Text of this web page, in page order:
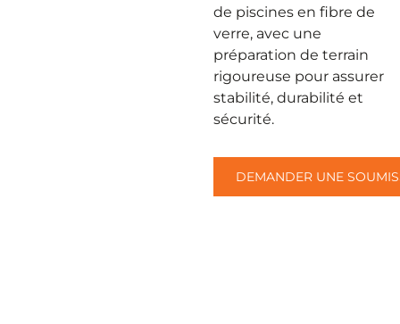
de piscines en fibre de
verre, avec une
préparation de terrain
rigoureuse pour assurer
stabilité, durabilité et
sécurité.
DEMANDER UNE